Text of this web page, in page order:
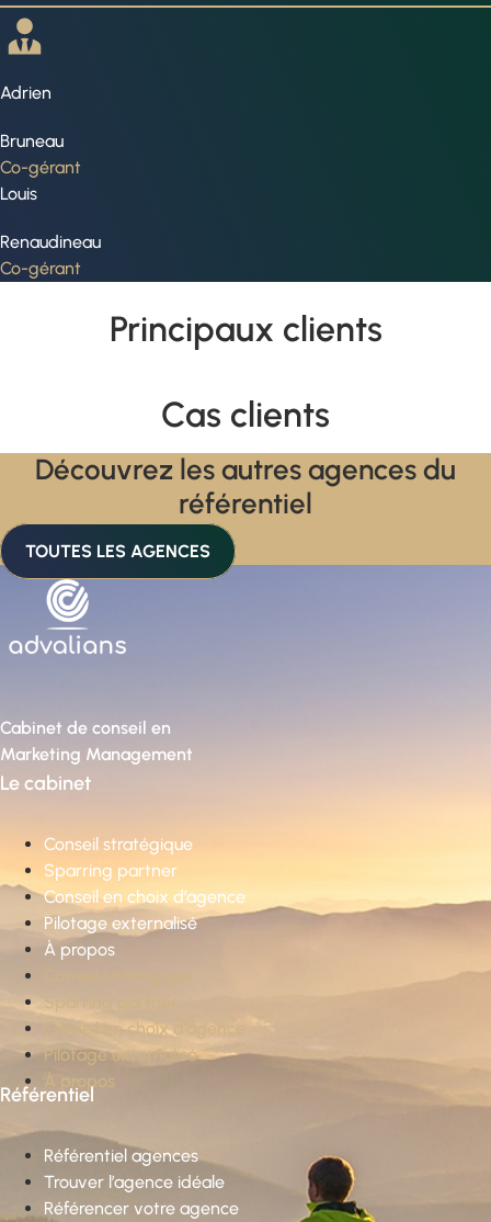
Adrien
Bruneau
Co-gérant
Louis
Renaudineau
Co-gérant
Principaux clients
Cas clients
Découvrez les autres agences du
référentiel
TOUTES LES AGENCES
Cabinet de conseil en
Marketing Management
Le cabinet
Conseil stratégique
Sparring partner
Conseil en choix d’agence
Pilotage externalisé
À propos
Sparring partner
Conseil en choix d’agence
Pilotage externalisé
À propos
Référentiel
Référentiel agences
Trouver l’agence idéale
Référencer votre agence